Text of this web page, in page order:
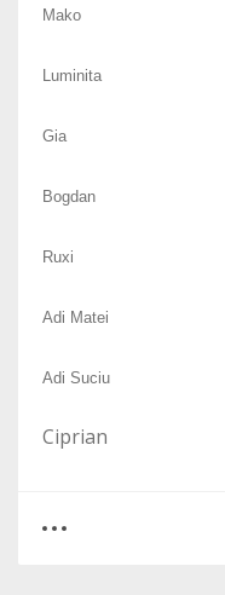
Mako
Luminita
Gia
Bogdan
Ruxi
Adi Matei
Adi Suciu
Ciprian